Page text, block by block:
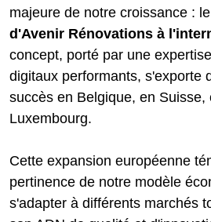
majeure de notre croissance : le
d'Avenir Rénovations à
concept, porté par une
digitaux performants, s'exporte
succès en Belgique, en Suisse,
Luxembourg.
Cette expansion européenne
pertinence de notre modèle
s'adapter à différents marchés